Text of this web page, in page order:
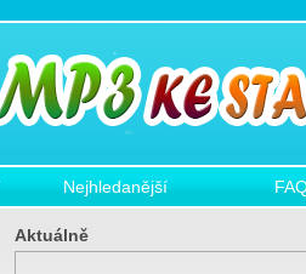
Nejhledanější
Aktuálně